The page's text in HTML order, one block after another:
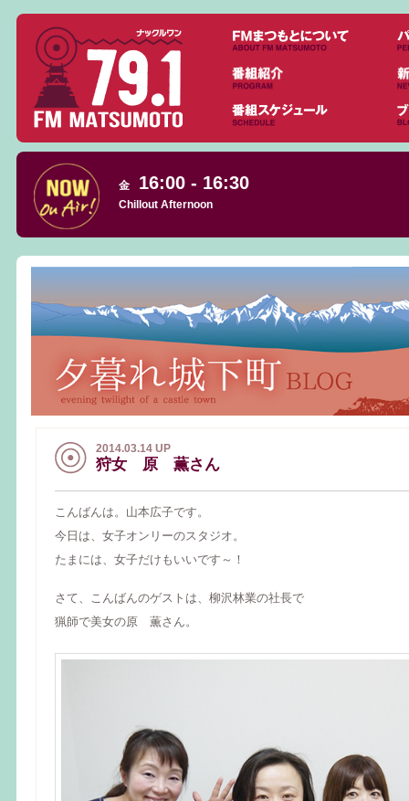
金 16:00 - 16:30
Chillout Afternoon
2014.03.14 UP
狩女 原 薫さん
こんばんは。山本広子です。
今日は、女子オンリーのスタジオ。
たまには、女子だけもいいです～！
さて、こんばんのゲストは、柳沢林業の社長で
猟師で美女の原 薫さん。